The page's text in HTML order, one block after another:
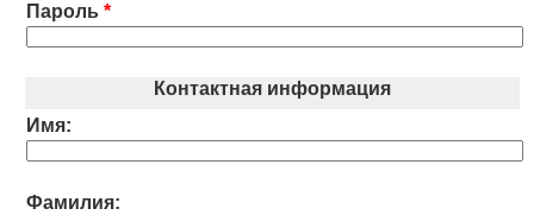
Пароль *
Контактная информация
Имя:
Фамилия: